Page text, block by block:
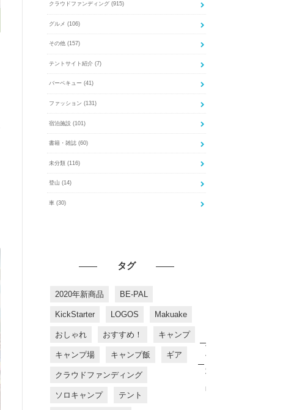
クラウドファンディング (915)
グルメ (106)
その他 (157)
テントサイト紹介 (7)
バーベキュー (41)
ファッション (131)
宿泊施設 (101)
書籍・雑誌 (60)
未分類 (116)
登山 (14)
車 (30)
タグ
2020年新商品 BE-PAL
KickStarter LOGOS Makuake
おしゃれ おすすめ！ キャンプ
キャンプ場 キャンプ飯 ギア
クラウドファンディング
ソロキャンプ テント
す
す
め
商
品